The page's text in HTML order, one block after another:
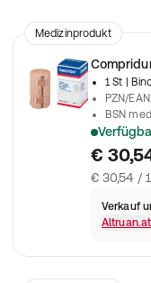
Medizinprodukt
1 St
|
PZN/EAN
BSN
Für
€
€ 30,54 /
Verkauf
Altruan.at